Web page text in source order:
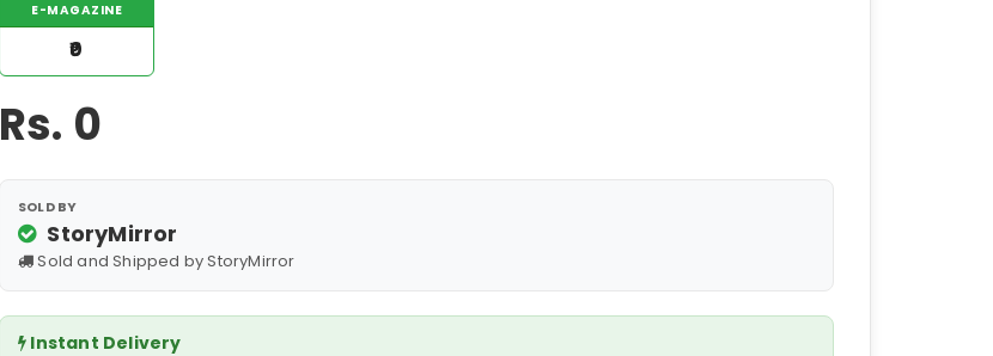
E-MAGAZINE
₹0
Rs. 0
SOLD BY
StoryMirror
Sold and Shipped by StoryMirror
Instant Delivery